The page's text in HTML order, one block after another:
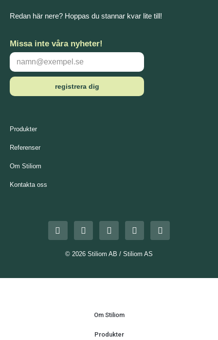
Redan här nere? Hoppas du stannar kvar lite till!
Missa inte våra nyheter!
registrera dig
Produkter
Referenser
Om Stiliom
Kontakta oss
© 2026 Stiliom AB / Stiliom AS
Om Stiliom
Produkter